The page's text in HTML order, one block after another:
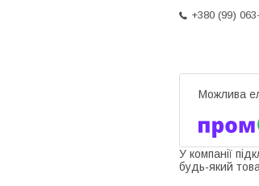
+380 (99)
У компанії
будь-який